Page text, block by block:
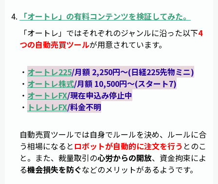
「オートレ」の有料コンテンツを検証してみた。
「オートレ」ではそれぞれのジャンルに沿った以下4
つの自動売買ツールが用意されています。
・ オートレ225/月額 2,250円～(日経225先物ミニ)
・ オートレ株式/月額 10,500円～(スタート7)
・ オートレFX/現在申込み停止中
・ トレトレFX/料金不明
自動売買ツールでは自身でルールを決め、ルールに合
う相場になると ロボットが自動的に注文を行う とのこ
と。また、裁量取引の心労からの開放、資金拘束によ
る機会損失を防ぐなどのメリットがあるようです。